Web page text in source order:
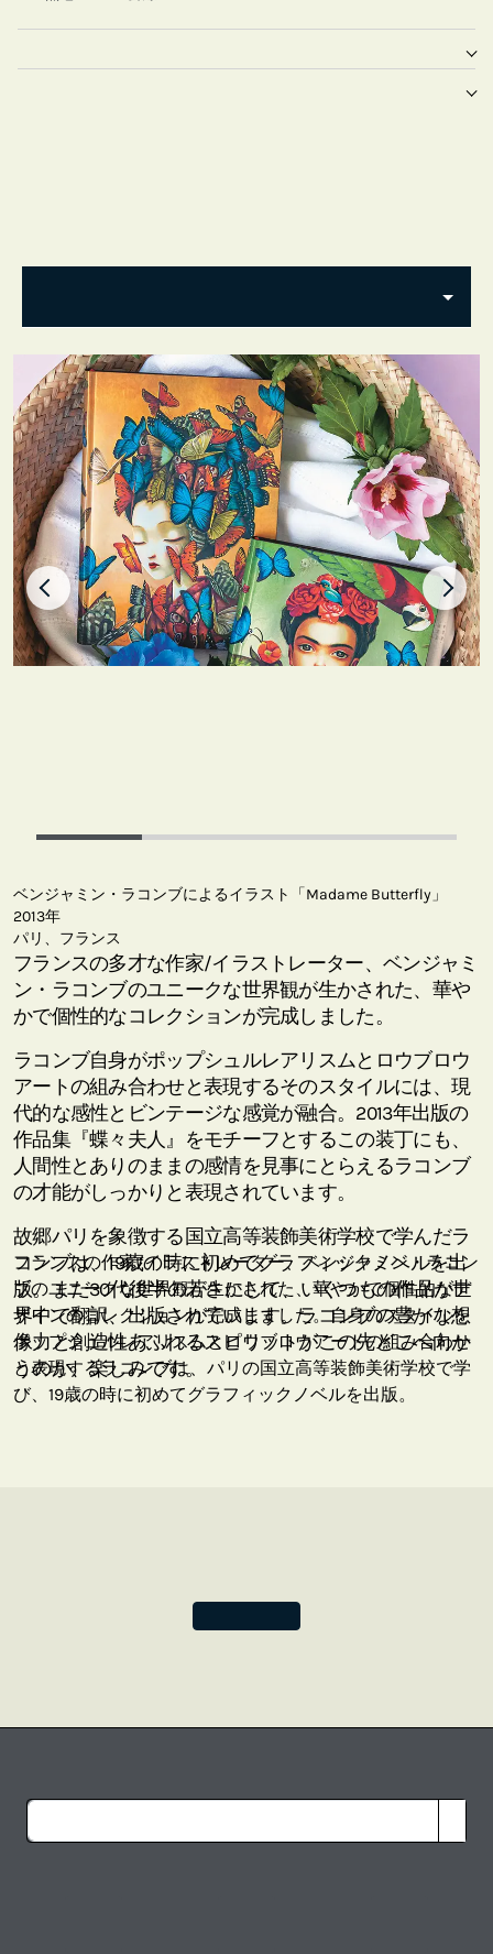
ベンジャミン・ラコンブによるイラスト「Madame Butterfly」
2013年
パリ、フランス
フランスの多才な作家/イラストレーター、ベンジャミ
ン・ラコンブのユニークな世界観が生かされた、華や
かで個性的なコレクションが完成しました。
ラコンブ自身がポップシュルレアリスムとロウブロウ
アートの組み合わせと表現するそのスタイルには、現
代的な感性とビンテージな感覚が融合。2013年出版の
作品集『蝶々夫人』をモチーフとするこの装丁にも、
人間性とありのままの感情を見事にとらえるラコンブ
の才能がしっかりと表現されています。
故郷パリを象徴する国立高等装飾美術学校で学んだラ
コンブは、19歳の時に初めてグラフィックノベルを出
版。まだ30代後半の若さにして、いくつもの作品が世
界中で翻訳、出版されています。ラコンブの豊かな想
像力と創造性あふれるスピリットがこの先どこへ向か
うのか、楽しみです。
フランスの作家/イラストレーター、ベンジャミン・ラコン
ブのユニークな世界観が生かされた、華やかで個性的なデ
ザインのコレクションが完成しました。自身のスタイルを
ポップシュルレアリスムとロウブロウアートの組み合わせ
と表現するラコンブは、パリの国立高等装飾美術学校で学
び、19歳の時に初めてグラフィックノベルを出版。